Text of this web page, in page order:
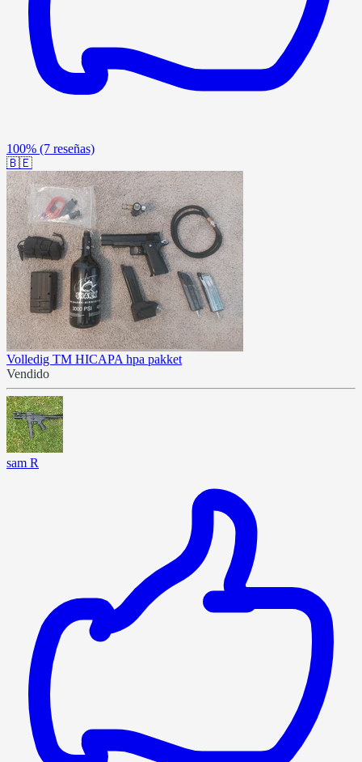
100% (7 reseñas)
🇧🇪
Volledig TM HICAPA hpa pakket
Vendido
sam R